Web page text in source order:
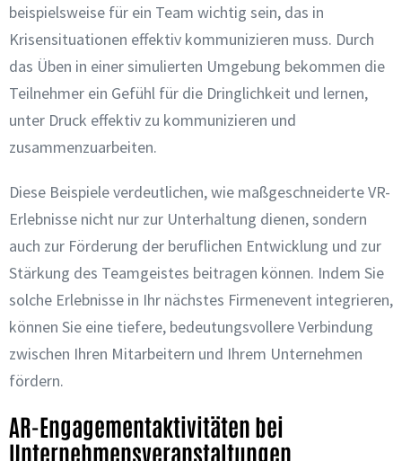
beispielsweise für ein Team wichtig sein, das in
Krisensituationen effektiv kommunizieren muss. Durch
das Üben in einer simulierten Umgebung bekommen die
Teilnehmer ein Gefühl für die Dringlichkeit und lernen,
unter Druck effektiv zu kommunizieren und
zusammenzuarbeiten.
Diese Beispiele verdeutlichen, wie maßgeschneiderte VR-
Erlebnisse nicht nur zur Unterhaltung dienen, sondern
auch zur Förderung der beruflichen Entwicklung und zur
Stärkung des Teamgeistes beitragen können. Indem Sie
solche Erlebnisse in Ihr nächstes Firmenevent integrieren,
können Sie eine tiefere, bedeutungsvollere Verbindung
zwischen Ihren Mitarbeitern und Ihrem Unternehmen
fördern.
AR-Engagementaktivitäten bei
Unternehmensveranstaltungen